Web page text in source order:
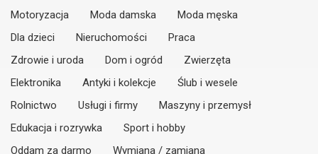
Motoryzacja Moda damska
Moda męska
Dla dzieci
Nieruchomości
Praca
Zdrowie i uroda
Dom i ogród
Zwierzęta
Elektronika
Antyki i kolekcje
Ślub i wesele
Rolnictwo
Usługi i firmy
Maszyny i przemysł
Edukacja i rozrywka
Sport i hobby
Oddam za darmo
Wymiana / zamiana